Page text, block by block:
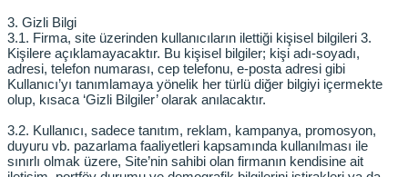
3. Gizli Bilgi
3.1. Firma, site üzerinden kullanıcıların ilettiği kişisel bilgileri 3.
Kişilere açıklamayacaktır. Bu kişisel bilgiler; kişi adı-soyadı,
adresi, telefon numarası, cep telefonu, e-posta adresi gibi
Kullanıcı’yı tanımlamaya yönelik her türlü diğer bilgiyi içermekte
olup, kısaca ‘Gizli Bilgiler’ olarak anılacaktır.
3.2. Kullanıcı, sadece tanıtım, reklam, kampanya, promosyon,
duyuru vb. pazarlama faaliyetleri kapsamında kullanılması ile
sınırlı olmak üzere, Site’nin sahibi olan firmanın kendisine ait